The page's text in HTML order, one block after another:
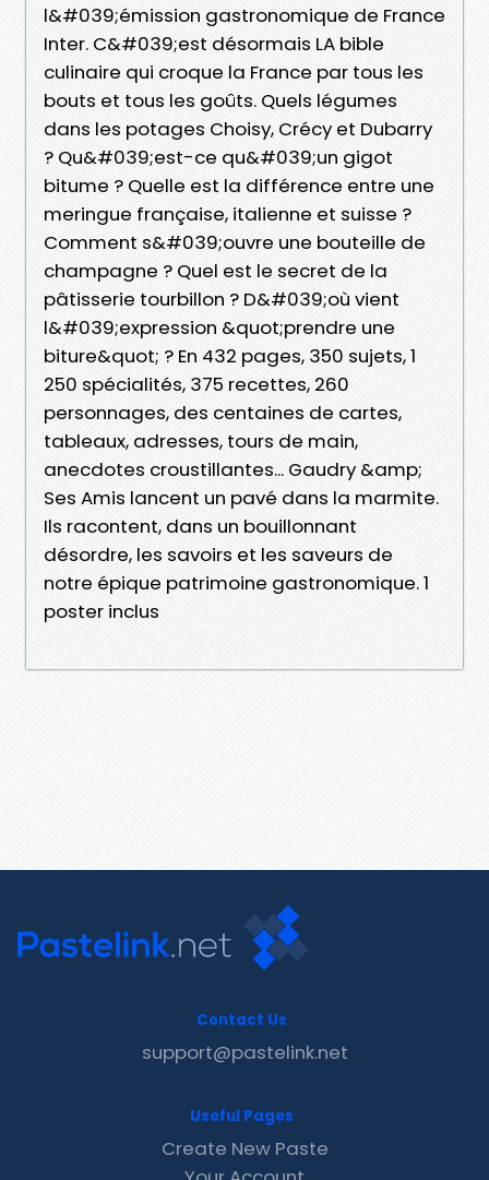
l&#039;émission gastronomique de France
Inter. C&#039;est désormais LA bible
culinaire qui croque la France par tous les
bouts et tous les goûts. Quels légumes
dans les potages Choisy, Crécy et Dubarry
? Qu&#039;est-ce qu&#039;un gigot
bitume ? Quelle est la différence entre une
meringue française, italienne et suisse ?
Comment s&#039;ouvre une bouteille de
champagne ? Quel est le secret de la
pâtisserie tourbillon ? D&#039;où vient
l&#039;expression &quot;prendre une
biture&quot; ? En 432 pages, 350 sujets, 1
250 spécialités, 375 recettes, 260
personnages, des centaines de cartes,
tableaux, adresses, tours de main,
anecdotes croustillantes... Gaudry &amp;
Ses Amis lancent un pavé dans la marmite.
Ils racontent, dans un bouillonnant
désordre, les savoirs et les saveurs de
notre épique patrimoine gastronomique. 1
poster inclus
Contact Us
support@pastelink.net
Useful Pages
Create New Paste